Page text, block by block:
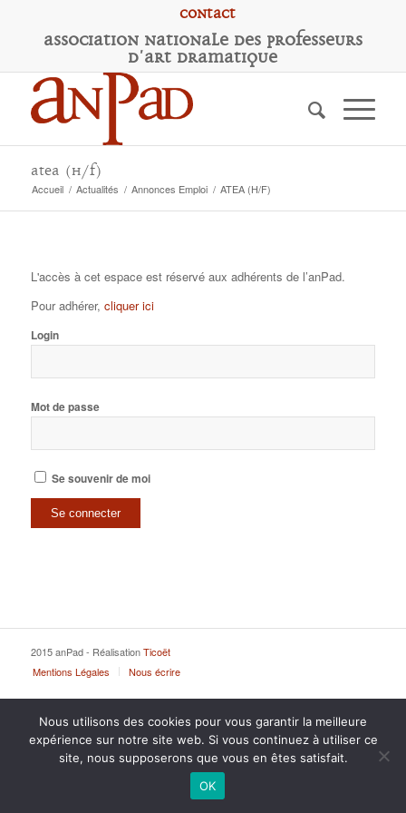
Contact
Association Nationale des Professeurs
d'Art Dramatique
ATEA (H/F)
Accueil / Actualités / Annonces Emploi / ATEA (H/F)
L'accès à cet espace est réservé aux adhérents de l’anPad.
Pour adhérer, cliquer ici
Login
Mot de passe
Se souvenir de moi
2015 anPad - RéalisationTicoët
Mentions Légales
Nous écrire
Nous utilisons des cookies pour vous garantir la meilleure
expérience sur notre site web. Si vous continuez à utiliser ce
site, nous supposerons que vous en êtes satisfait.
OK